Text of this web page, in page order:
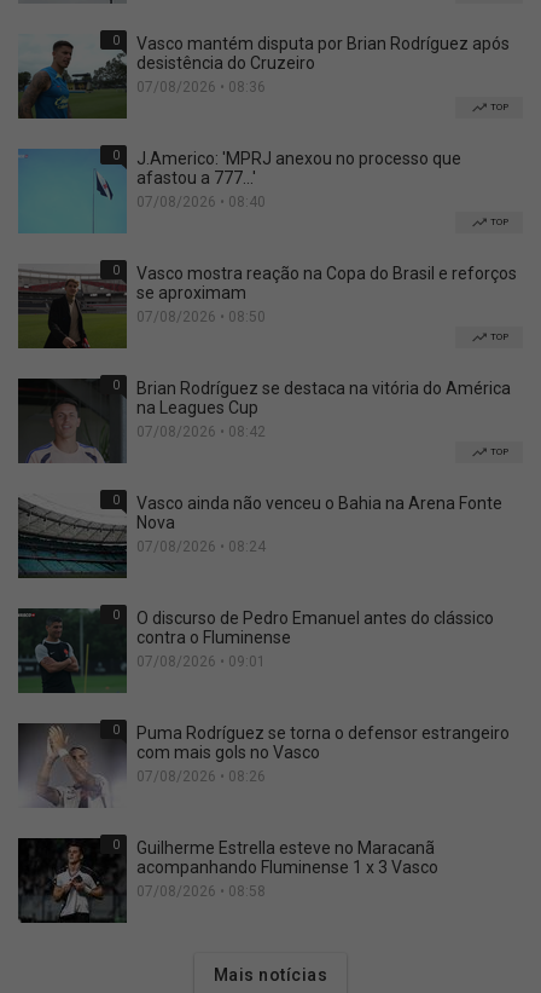
0
Vasco mantém disputa por Brian Rodríguez após
desistência do Cruzeiro
07/08/2026 • 08:36
TOP
0
J.Americo: 'MPRJ anexou no processo que
afastou a 777...'
07/08/2026 • 08:40
TOP
0
Vasco mostra reação na Copa do Brasil e reforços
se aproximam
07/08/2026 • 08:50
TOP
0
Brian Rodríguez se destaca na vitória do América
na Leagues Cup
07/08/2026 • 08:42
TOP
0
Vasco ainda não venceu o Bahia na Arena Fonte
Nova
07/08/2026 • 08:24
0
O discurso de Pedro Emanuel antes do clássico
contra o Fluminense
07/08/2026 • 09:01
0
Puma Rodríguez se torna o defensor estrangeiro
com mais gols no Vasco
07/08/2026 • 08:26
0
Guilherme Estrella esteve no Maracanã
acompanhando Fluminense 1 x 3 Vasco
07/08/2026 • 08:58
Mais notícias